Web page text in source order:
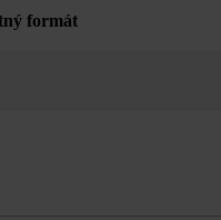
formát